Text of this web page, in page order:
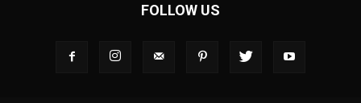
FOLLOW US